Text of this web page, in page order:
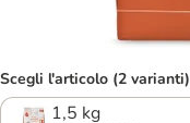
Scegli l'articolo (2 varianti)
1,5 kg